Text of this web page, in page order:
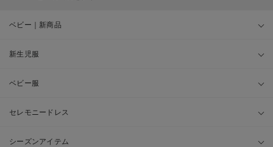
ベビー｜新商品
新生児服
ベビー服
セレモニードレス
シーズンアイテム